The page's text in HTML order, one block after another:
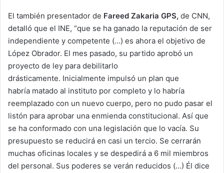
El también presentador de Fareed Zakaria GPS, de CNN,
detalló que el INE, “que se ha ganado la reputación de ser
independiente y competente (…) es ahora el objetivo de
López Obrador. El mes pasado, su partido aprobó un
proyecto de ley para debilitarlo
drásticamente. Inicialmente impulsó un plan que
habría matado al instituto por completo y lo habría
reemplazado con un nuevo cuerpo, pero no pudo pasar el
listón para aprobar una enmienda constitucional. Así que
se ha conformado con una legislación que lo vacía. Su
presupuesto se reducirá en casi un tercio. Se cerrarán
muchas oficinas locales y se despedirá a 6 mil miembros
del personal. Sus poderes se verán reducidos (…) Él dice